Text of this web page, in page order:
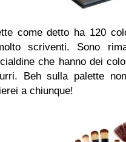
come detto ha 120
scriventi. Sono
che hanno dei
Beh sulla palette
a chiunque!